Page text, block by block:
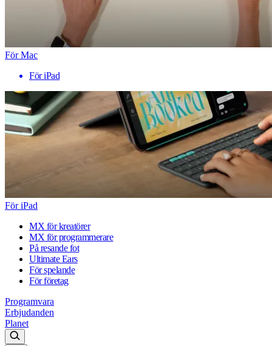
För Mac
För iPad
För iPad
MX för kreatörer
MX för programmerare
På resande fot
Ultimate Ears
För spelande
För företag
Programvara
Erbjudanden
Planet